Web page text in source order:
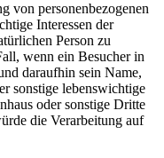
von personenbezogenen
Interessen der
Person zu
wenn ein Besucher in
daraufhin sein Name,
sonstige lebenswichtige
oder sonstige Dritte
die Verarbeitung auf